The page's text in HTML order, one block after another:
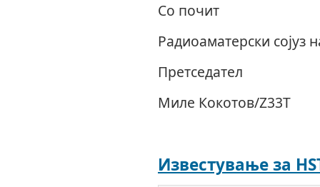
Со почит
Радиоаматерски сојуз
Претседател
Миле Кокотов/Z33Т
Известување за